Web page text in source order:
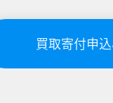
買取寄付申